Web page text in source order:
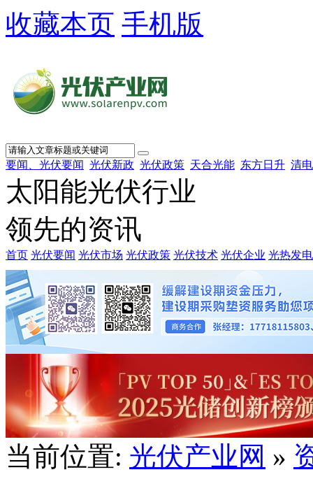
收藏本页 手机版
要闻、光伏要闻 光伏新政 光伏政策 天合光能 东方日升 清
太阳能光伏行业
领先的资讯
首页 光伏要闻 光伏市场 光伏政策 光伏技术 光伏企业 光热发电
当前位置: 光伏产业网 »